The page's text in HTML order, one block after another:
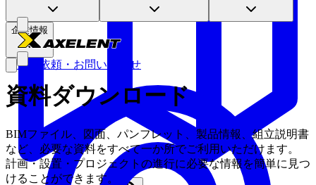
企業情報
見積依頼・お問い合わせ
資料ダウンロード
BIMファイル、図面、パンフレット、製品情報、組立説明書
など、必要な資料をすべて一か所でご利用いただけます。
計画・設置・プロジェクトの進行に必要な情報を簡単に見つ
けることができます。